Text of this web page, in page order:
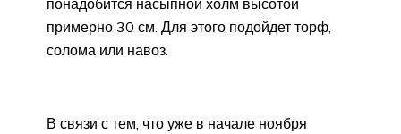
понадобится насыпной холм высотой
примерно 30 см. Для этого подойдет торф,
солома или навоз.
В связи с тем, что уже в начале ноября